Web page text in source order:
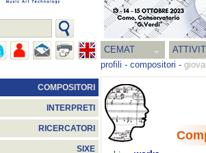
CEMAT
profili - compositori -
COMPOSITORI
INTERPRETI
RICERCATORI
SIXE